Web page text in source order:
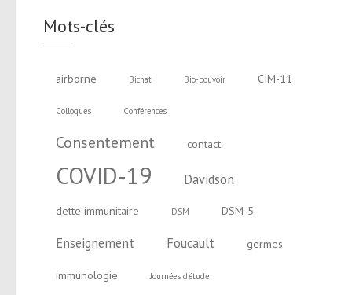
Mots-clés
airborne Bichat Bio-pouvoir CIM-11
Colloques Conférences
Consentement contact
COVID-19 Davidson
dette immunitaire DSM DSM-5
Enseignement Foucault germes
immunologie Journées d'étude